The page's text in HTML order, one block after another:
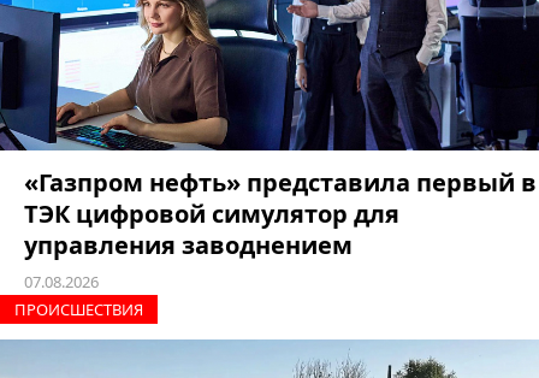
«Газпром нефть» представила первый в
ТЭК цифровой симулятор для
управления заводнением
07.08.2026
ПРОИCШЕСТВИЯ